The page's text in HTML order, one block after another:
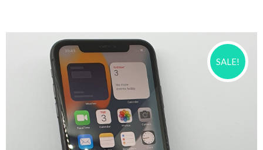
SALE!